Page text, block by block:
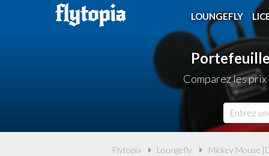
LOUNGEFLY
Comparez les
Flytopia Loungefly Mickey Mouse